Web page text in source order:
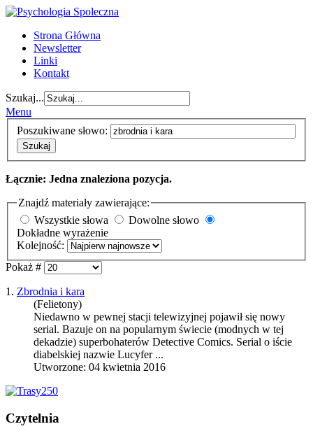
Strona Główna
Newsletter
Linki
Kontakt
Szukaj...
Menu
Poszukiwane słowo:
Szukaj
Łącznie: Jedna znaleziona pozycja.
Znajdź materiały zawierające:
Wszystkie słowa
Dowolne słowo
Dokładne wyrażenie
Kolejność:
Pokaż #
1. Zbrodnia i kara
(Felietony)
Niedawno w pewnej stacji telewizyjnej pojawił się nowy
serial. Bazuje on na popularnym świecie (modnych w tej
dekadzie) superbohaterów Detective Comics. Serial o iście
diabelskiej nazwie Lucyfer ...
Utworzone: 04 kwietnia 2016
Czytelnia